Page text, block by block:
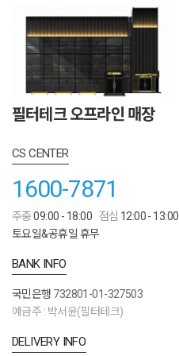
필터테크 오프라인 매장
CS CENTER
1600-7871
주중09:00 - 18:00 점심 12:00 - 13:00
토요일&공휴일 휴무
BANK INFO
국민은행 732801-01-327503
예금주 : 박서윤(필터테크)
DELIVERY INFO